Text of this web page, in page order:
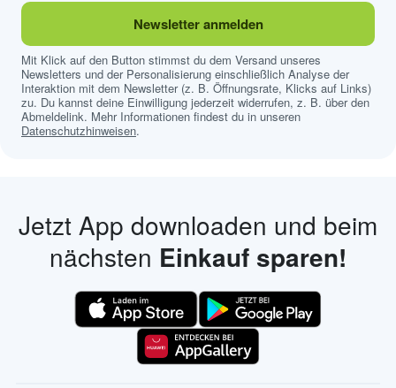
Newsletter anmelden
Mit Klick auf den Button stimmst du dem Versand unseres
Newsletters und der Personalisierung einschließlich Analyse der
Interaktion mit dem Newsletter (z. B. Öffnungsrate, Klicks auf Links)
zu. Du kannst deine Einwilligung jederzeit widerrufen, z. B. über den
Abmeldelink. Mehr Informationen findest du in unseren
Datenschutzhinweisen.
Jetzt App downloaden und beim
nächsten Einkauf sparen!